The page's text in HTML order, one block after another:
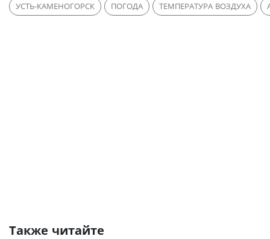
УСТЬ-КАМЕНОГОРСК ПОГОДА ТЕМПЕРАТУРА ВОЗДУХА
Также читайте